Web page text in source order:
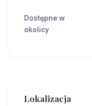
Dostępne w
okolicy
Lokalizacja